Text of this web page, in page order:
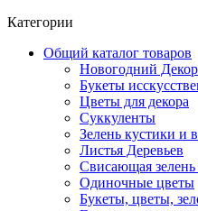
Категории
Общий каталог товаров
Новогодний Декор
Букеты
Цветы для декора
Суккуленты
Зелень кустики и
Листья Деревьев
Свисающая
Одиночные цветы
Букеты, цветы,